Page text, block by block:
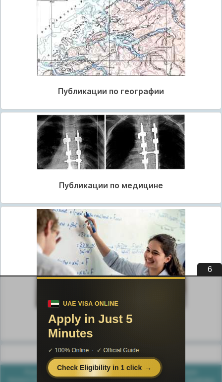
Публикации по географии
Публикации по медицине
Публикации по педагогике
Разделы публикаций
Poznayka.org - Познайка.Орг - 2016-2026 год. Материал
предоставляется для ознакомительных и учебных целей.
5